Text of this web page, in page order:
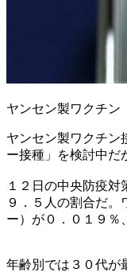
ヤンセン製ワクチン
ヤンセン製ワクチン
ー接種」を検討中だ
１２日の中央防疫
９．５人の割合だ
ー）が０．０１９％
年齢別では３０代が